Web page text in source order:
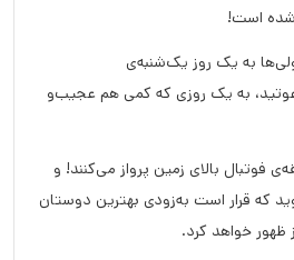
شده است!
به یک روز یک‌شنبه‌ی
به یک روزی که کمی هم عجیب‌و
فوتبال بالای زمین پرواز می‌کنند! و
که قرار است به‌زودی بهترین دوستان
خواهد کرد.